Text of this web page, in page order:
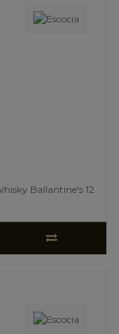
Ballantine's 12